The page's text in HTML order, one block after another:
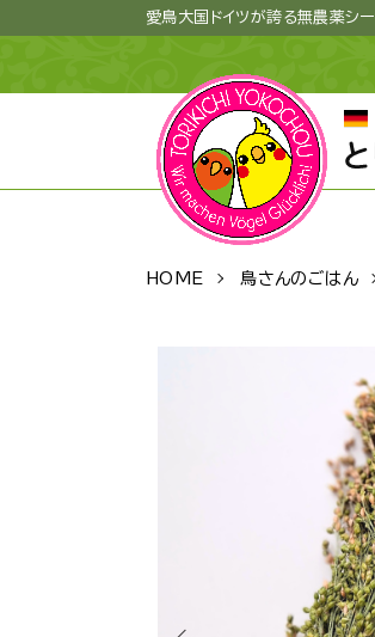
愛鳥大国ドイツが誇る無農薬シ
HOME 鳥さんのごはん